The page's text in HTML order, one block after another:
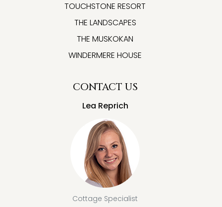
TOUCHSTONE RESORT
THE LANDSCAPES
THE MUSKOKAN
WINDERMERE HOUSE
CONTACT US
Lea Reprich
Cottage Specialist